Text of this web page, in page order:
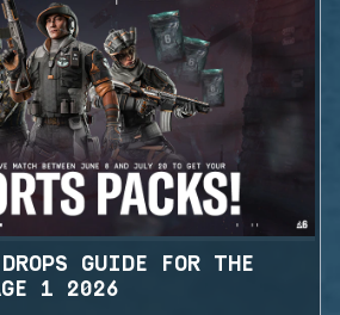
GUIDE FOR THE
1 2026